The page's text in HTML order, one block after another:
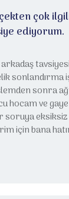
çok
ediyorum.
sonlandırma
sonra
hocam ve gaye
soruya eksiksiz
için bana